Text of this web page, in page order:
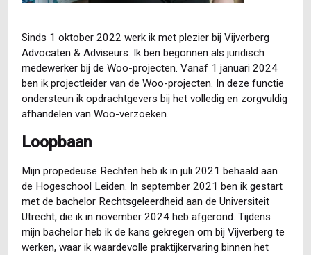
Sinds 1 oktober 2022 werk ik met plezier bij Vijverberg
Advocaten & Adviseurs. Ik ben begonnen als juridisch
medewerker bij de Woo-projecten. Vanaf 1 januari 2024
ben ik projectleider van de Woo-projecten. In deze functie
ondersteun ik opdrachtgevers bij het volledig en zorgvuldig
afhandelen van Woo-verzoeken.
Loopbaan
Mijn propedeuse Rechten heb ik in juli 2021 behaald aan
de Hogeschool Leiden. In september 2021 ben ik gestart
met de bachelor Rechtsgeleerdheid aan de Universiteit
Utrecht, die ik in november 2024 heb afgerond. Tijdens
mijn bachelor heb ik de kans gekregen om bij Vijverberg te
werken, waar ik waardevolle praktijkervaring binnen het